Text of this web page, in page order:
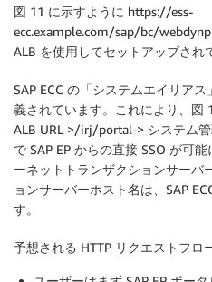
図 11 に示すように https://ess-
ecc.example.com/sap/bc/
ALB を使用してセットアップされ
SAP ECC の「システムエイリアス
義されています。これにより、
ALB URL >/irj/portal-> システム
で SAP EP からの直接 SSO が可
ーネットトランザクションサーバ
ョンサーバーホスト名は、SAP
す。
予想される HTTP リクエストフロ